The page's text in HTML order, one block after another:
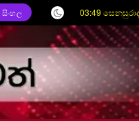
සිංහල 03:49